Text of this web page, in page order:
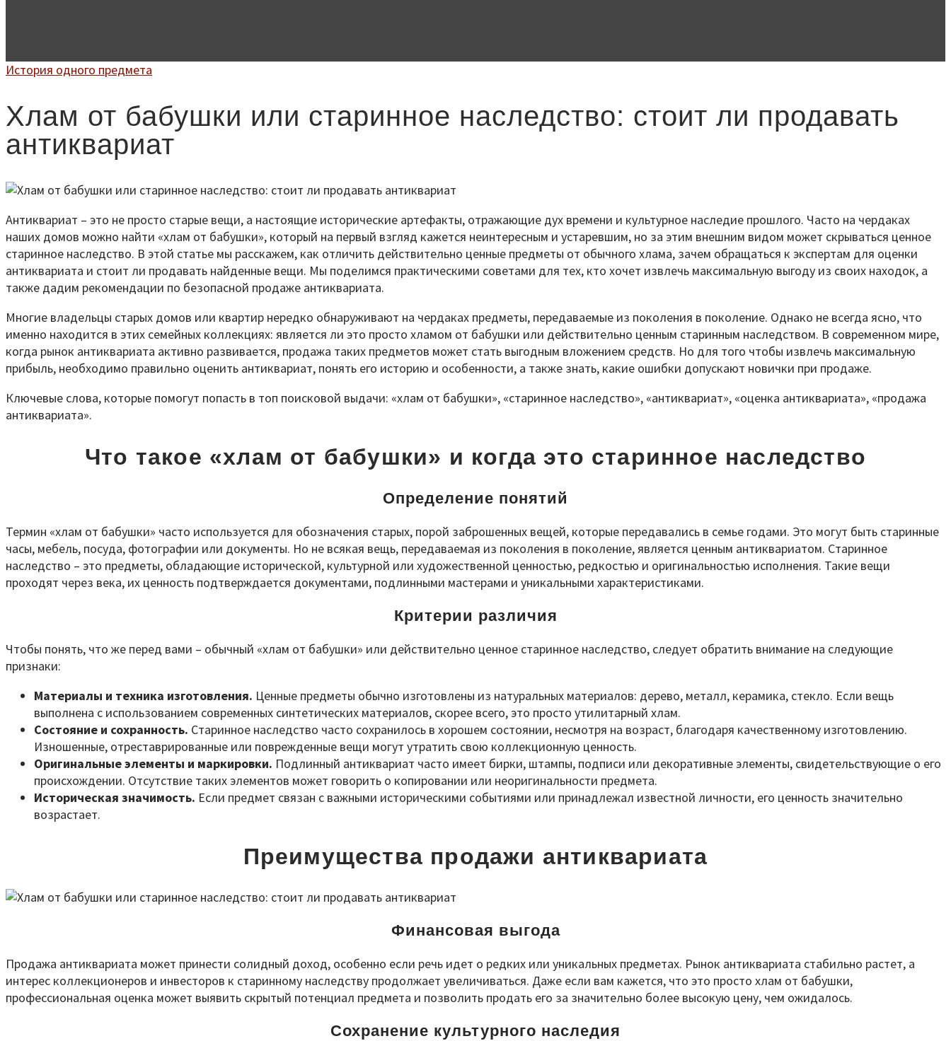
История одного предмета
Хлам от бабушки или старинное наследство: стоит ли продавать
антиквариат
Антиквариат – это не просто старые вещи, а настоящие исторические артефакты, отражающие дух времени и культурное наследие прошлого. Часто на чердаках
наших домов можно найти «хлам от бабушки», который на первый взгляд кажется неинтересным и устаревшим, но за этим внешним видом может скрываться ценное
старинное наследство. В этой статье мы расскажем, как отличить действительно ценные предметы от обычного хлама, зачем обращаться к экспертам для оценки
антиквариата и стоит ли продавать найденные вещи. Мы поделимся практическими советами для тех, кто хочет извлечь максимальную выгоду из своих находок, а
также дадим рекомендации по безопасной продаже антиквариата.
Многие владельцы старых домов или квартир нередко обнаруживают на чердаках предметы, передаваемые из поколения в поколение. Однако не всегда ясно, что
именно находится в этих семейных коллекциях: является ли это просто хламом от бабушки или действительно ценным старинным наследством. В современном мире,
когда рынок антиквариата активно развивается, продажа таких предметов может стать выгодным вложением средств. Но для того чтобы извлечь максимальную
прибыль, необходимо правильно оценить антиквариат, понять его историю и особенности, а также знать, какие ошибки допускают новички при продаже.
Ключевые слова, которые помогут попасть в топ поисковой выдачи: «хлам от бабушки», «старинное наследство», «антиквариат», «оценка антиквариата», «продажа
антиквариата».
Что такое «хлам от бабушки» и когда это старинное наследство
Определение понятий
Термин «хлам от бабушки» часто используется для обозначения старых, порой заброшенных вещей, которые передавались в семье годами. Это могут быть старинные
часы, мебель, посуда, фотографии или документы. Но не всякая вещь, передаваемая из поколения в поколение, является ценным антиквариатом. Старинное
наследство – это предметы, обладающие исторической, культурной или художественной ценностью, редкостью и оригинальностью исполнения. Такие вещи
проходят через века, их ценность подтверждается документами, подлинными мастерами и уникальными характеристиками.
Критерии различия
Чтобы понять, что же перед вами – обычный «хлам от бабушки» или действительно ценное старинное наследство, следует обратить внимание на следующие
признаки:
Материалы и техника изготовления. Ценные предметы обычно изготовлены из натуральных материалов: дерево, металл, керамика, стекло. Если вещь
выполнена с использованием современных синтетических материалов, скорее всего, это просто утилитарный хлам.
Состояние и сохранность. Старинное наследство часто сохранилось в хорошем состоянии, несмотря на возраст, благодаря качественному изготовлению.
Изношенные, отреставрированные или поврежденные вещи могут утратить свою коллекционную ценность.
Оригинальные элементы и маркировки. Подлинный антиквариат часто имеет бирки, штампы, подписи или декоративные элементы, свидетельствующие о его
происхождении. Отсутствие таких элементов может говорить о копировании или неоригинальности предмета.
Историческая значимость. Если предмет связан с важными историческими событиями или принадлежал известной личности, его ценность значительно
возрастает.
Преимущества продажи антиквариата
Финансовая выгода
Продажа антиквариата может принести солидный доход, особенно если речь идет о редких или уникальных предметах. Рынок антиквариата стабильно растет, а
интерес коллекционеров и инвесторов к старинному наследству продолжает увеличиваться. Даже если вам кажется, что это просто хлам от бабушки,
профессиональная оценка может выявить скрытый потенциал предмета и позволить продать его за значительно более высокую цену, чем ожидалось.
Сохранение культурного наследия